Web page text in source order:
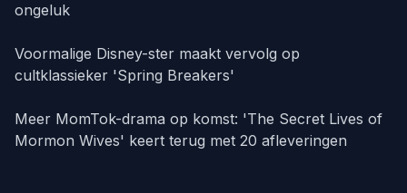
ongeluk
Voormalige Disney-ster maakt vervolg op
cultklassieker 'Spring Breakers'
Meer MomTok-drama op komst: 'The Secret Lives of
Mormon Wives' keert terug met 20 afleveringen